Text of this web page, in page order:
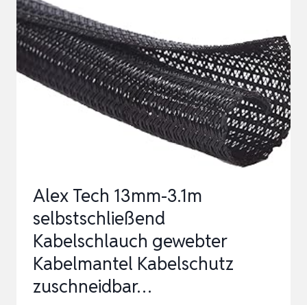
1,6 X
1
,6 X
1
00 C
EPRÜFT –
M
ADE I
N E
UROPE –
Alex Tech 13mm-3.1m
selbstschließend
Kabelschlauch gewebter
Kabelmantel Kabelschutz
zuschneidbar…